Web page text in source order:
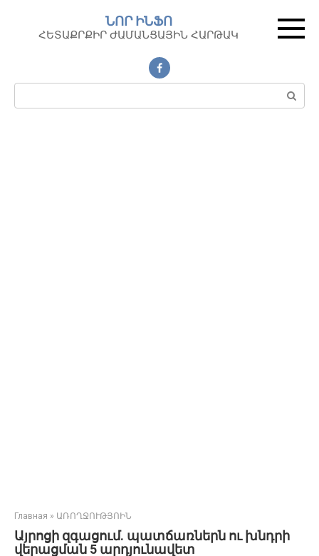
контенту
ՆՈՐ ԻՆՖՈ
ՀԵՏԱՔՐՔԻՐ ԺԱՄԱՆՑԱՅԻՆ ՀԱՐԹԱԿ
Поиск:
Главная » ԱՌՈՂՋՈՒԹՅՈԻՆ
Այրոցի զգացում. պատճառներն ու խնդրի
վերացման 5 արդյունավետ